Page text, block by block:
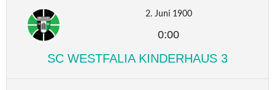
2. Juni 1900
0:00
SC WESTFALIA KINDERHAUS 3